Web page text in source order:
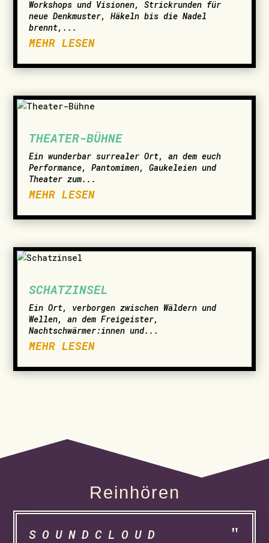
Workshops und Visionen, Strickrunden für
neue Denkmuster, Häkeln bis die Nadel
brennt,...
MEHR LESEN
THEATER-BÜHNE
Ein wunderbar surrealer Ort, an dem euch
Performance, Pantomimen, Gaukeleien und
Theater zum...
MEHR LESEN
SCHATZINSEL
Ein Ort, verborgen zwischen Wäldern und
Wellen, an dem Freigeister,
Nachtschwärmer:innen und...
MEHR LESEN
Reinhören
SOUNDCLOUD